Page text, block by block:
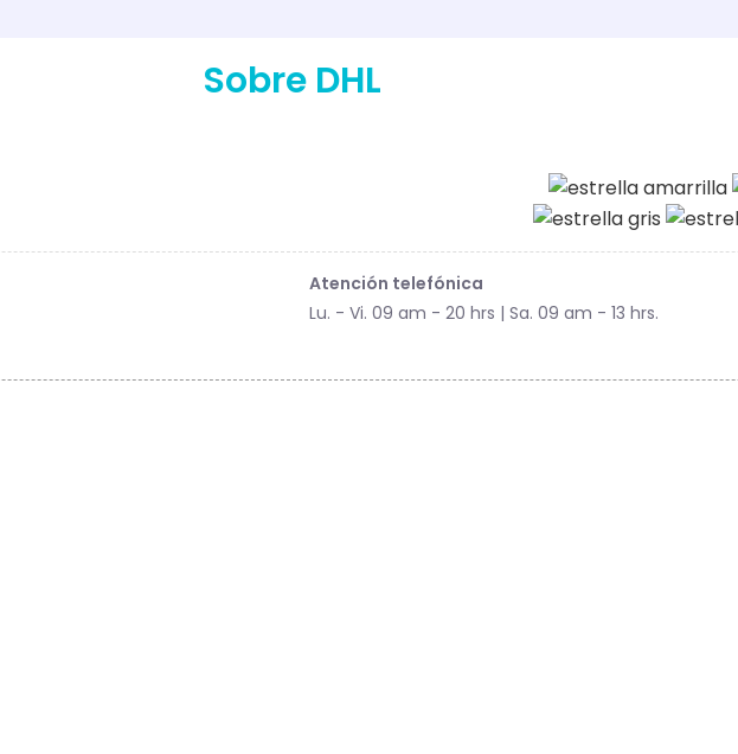
Sobre DHL
Atención telefónica
Lu. - Vi. 09 am - 20 hrs | Sa. 09 am - 13 hrs.